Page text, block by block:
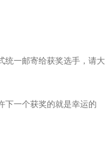
统一邮寄给获奖选手，请大
下一个获奖的就是幸运的